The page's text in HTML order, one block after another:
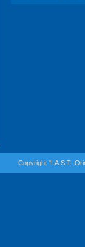
Copyright "I.A.S.T.-